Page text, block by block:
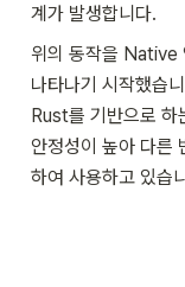
계가 발생합니다.
위의 동작을 Native
나타나기 시작했습
Rust를 기반으로 하
안정성이 높아 다른
하여 사용하고 있습